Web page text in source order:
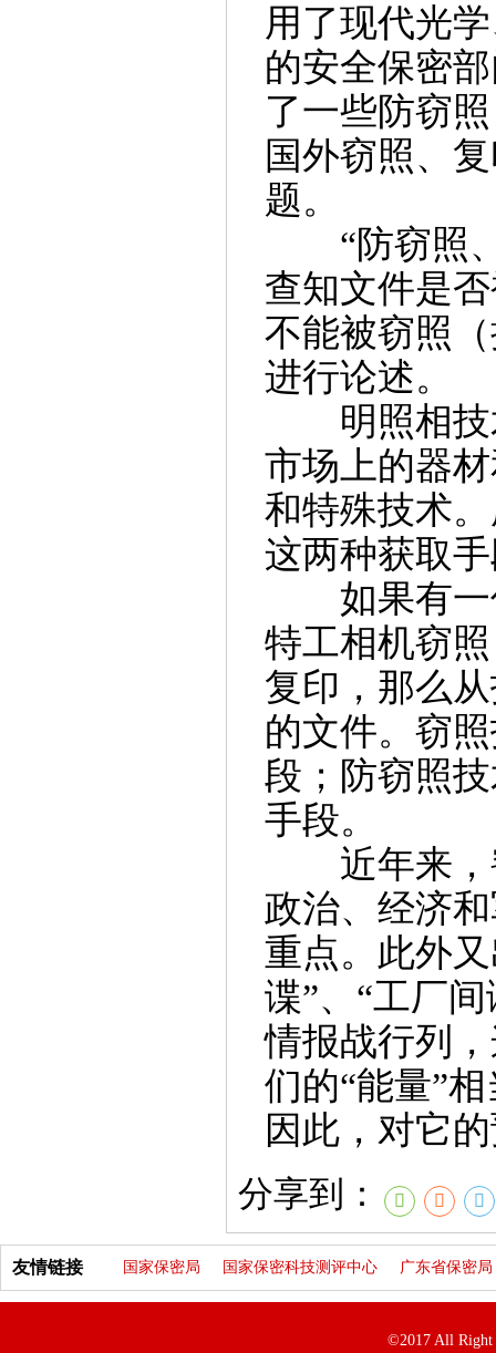
用了现代光
的安全保密
了一些防窃
国外窃照、
题。
“防窃照、
查知文件是
不能被窃照
进行论述。
明照相技
市场上的器
和特殊技术
这两种获取
如果有一
特工相机窃
复印，那么
的文件。窃
段；防窃照
手段。
近年来，
政治、经济
重点。此外
谍”、“工厂
情报战行列
们的“能量”
因此，对它
分享到：
友情链接 国家保密局 国家保密科技测评中心 广东省保密局
©2017 All Right